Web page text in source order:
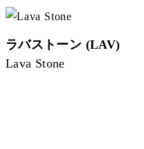
ラバストーン (LAV)
Lava Stone